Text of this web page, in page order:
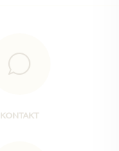
KONTAKT